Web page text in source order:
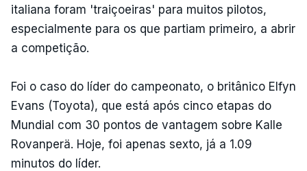
italiana foram 'traiçoeiras' para muitos pilotos,
especialmente para os que partiam primeiro, a abrir
a competição.
Foi o caso do líder do campeonato, o britânico Elfyn
Evans (Toyota), que está após cinco etapas do
Mundial com 30 pontos de vantagem sobre Kalle
Rovanperä. Hoje, foi apenas sexto, já a 1.09
minutos do líder.